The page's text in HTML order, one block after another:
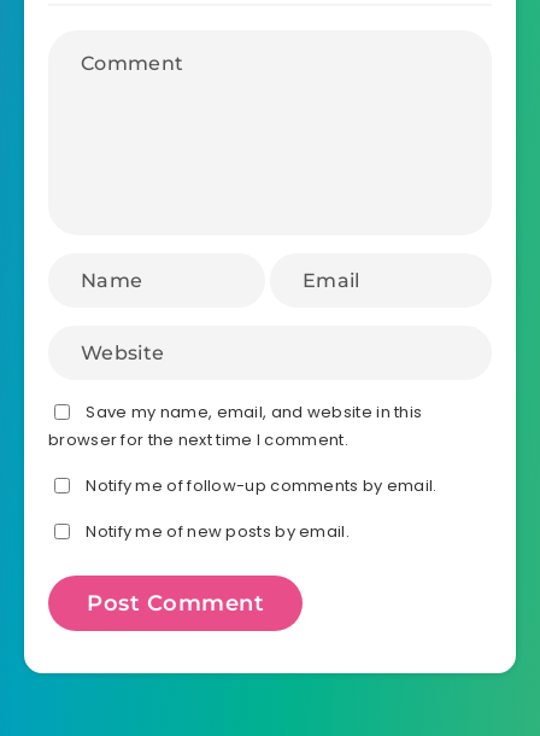
Save my name, email, and website in this
browser for the next time I comment.
Notify me of follow-up comments by email.
Notify me of new posts by email.